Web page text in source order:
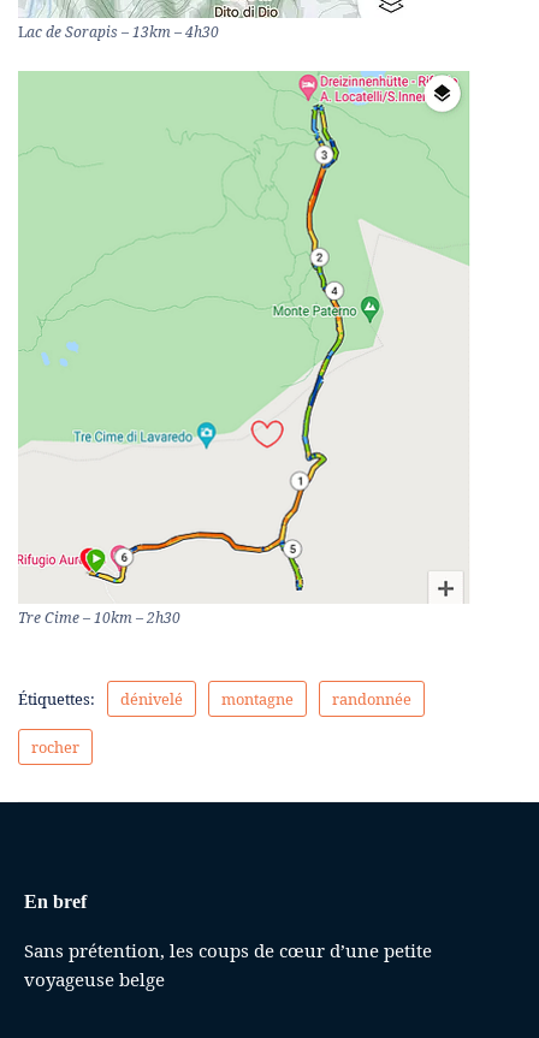
Lac de Sorapis – 13km – 4h30
Tre Cime – 10km – 2h30
Étiquettes: dénivelé montagne randonnée
rocher
En bref
Sans prétention, les coups de cœur d’une petite
voyageuse belge